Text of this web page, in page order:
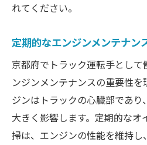
れてください。
定期的なエンジンメンテナン
京都府でトラック運転手とし
ンジンメンテナンスの重要性
ジンはトラックの心臓部であ
大きく影響します。定期的な
掃は、エンジンの性能を維持